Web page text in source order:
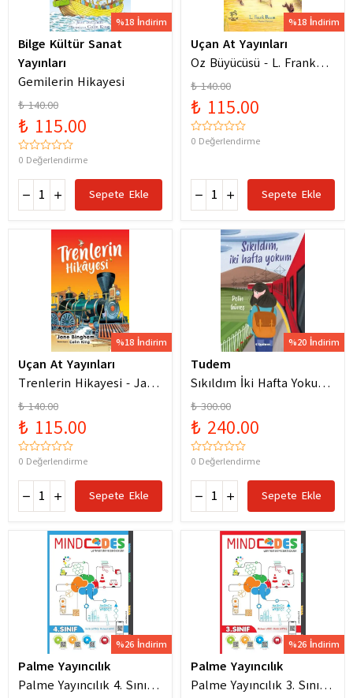
%18 İndirim
Bilge Kültür Sanat
Yayınları
Gemilerin Hikayesi
₺ 140.00
₺ 115.00
0 Değerlendirme
Sepete Ekle
%18 İndirim
Uçan At Yayınları
Oz Büyücüsü - L. Frank
Baum
₺ 140.00
₺ 115.00
0 Değerlendirme
Sepete Ekle
%18 İndirim
Uçan At Yayınları
Trenlerin Hikayesi - Jane
Bingham
₺ 140.00
₺ 115.00
0 Değerlendirme
Sepete Ekle
%20 İndirim
Tudem
Sıkıldım İki Hafta Yokum
Pelin Güneş
₺ 300.00
₺ 240.00
0 Değerlendirme
Sepete Ekle
%26 İndirim
Palme Yayıncılık
Palme Yayıncılık 4. Sınıf
%26 İndirim
Palme Yayıncılık
Palme Yayıncılık 3. Sınıf